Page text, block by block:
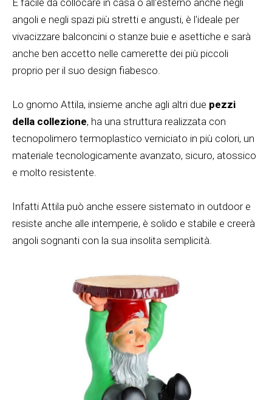
angoli e negli spazi più stretti e angusti, è l'ideale per
vivacizzare balconcini o stanze buie e asettiche e sarà
anche ben accetto nelle camerette dei più piccoli
proprio per il suo design fiabesco.
Lo gnomo Attila, insieme anche agli altri due pezzi
della collezione, ha una struttura realizzata con
tecnopolimero termoplastico verniciato in più colori, un
materiale tecnologicamente avanzato, sicuro, atossico
e molto resistente.
Infatti Attila può anche essere sistemato in outdoor e
resiste anche alle intemperie, è solido e stabile e creerà
angoli sognanti con la sua insolita semplicità.